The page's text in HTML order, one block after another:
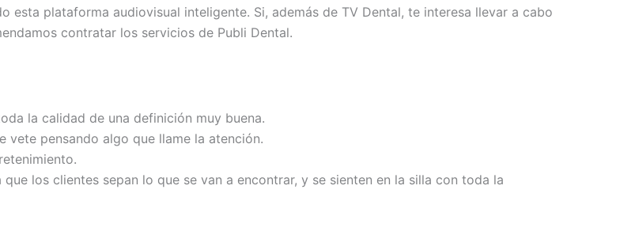
esta plataforma audiovisual inteligente. Si, además de TV Dental, te interesa llevar a cabo
contratar los servicios de Publi Dental.
la calidad de una definición muy buena.
vete pensando algo que llame la atención.
los clientes sepan lo que se van a encontrar, y se sienten en la silla con toda la